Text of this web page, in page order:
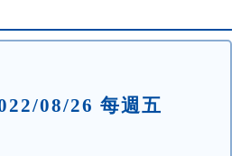
08/26 每週五